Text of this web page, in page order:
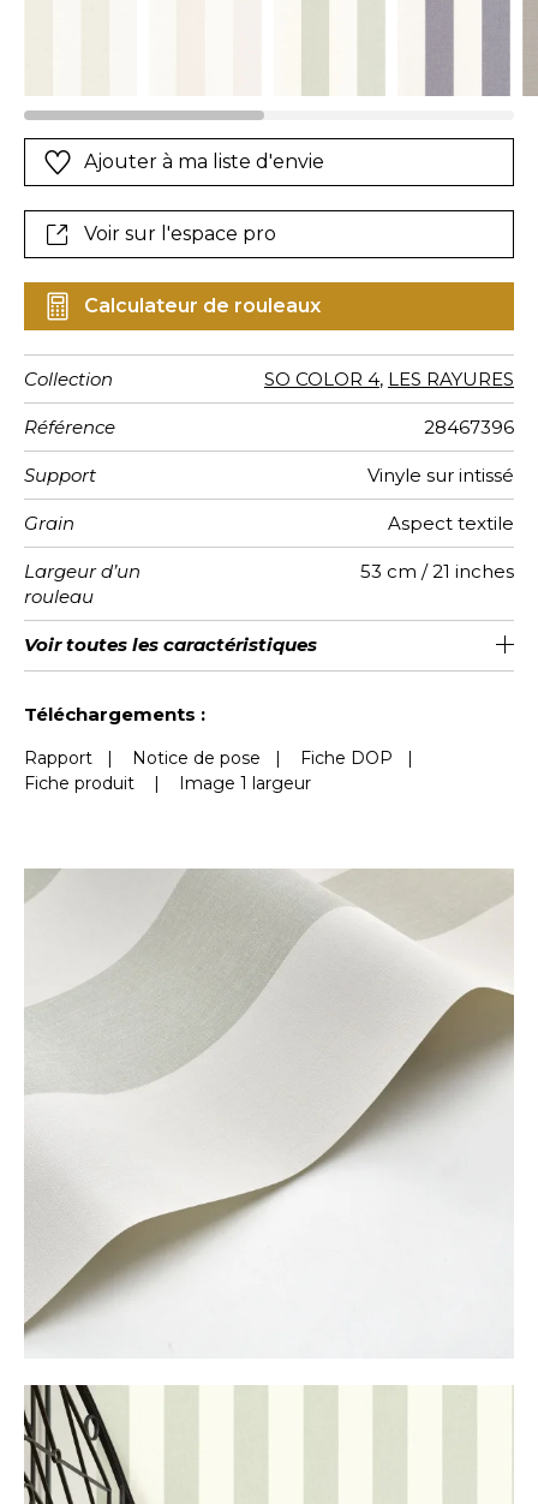
Ajouter à ma liste d'envie
Voir sur l'espace pro
Calculateur de rouleaux
Collection SO COLOR 4, LES RAYURES
Référence 28467396
Support Vinyle sur intissé
Grain Aspect textile
Largeur d’un
rouleau
53 cm / 21 inches
Longueur
Vendu au rouleau de 10.05m / 11
yards
Raccord Raccord libre
Rapport
Vertical
53cm / 21 pouces
Poids g/m² 220
Performance
Accoustique
aw - 0.15
Entretien Lessivable
Pose colle Encollage du mur
Dépose Arrachage à sec
Norme COV A+
ASTME84 Class A
Norme
euroclass
B s1 d0
Voir toutes les caractéristiques
Téléchargements :
Rapport | Notice de pose | Fiche DOP |
Fiche produit
| Image 1 largeur